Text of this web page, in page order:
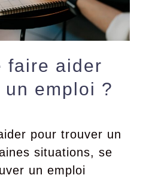
faire aider
emploi ?
pour trouver un
situations, se
un emploi